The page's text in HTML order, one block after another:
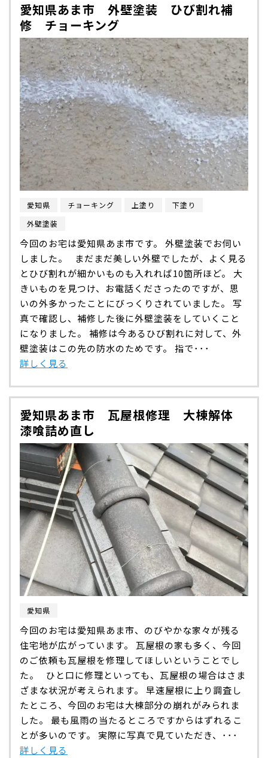
愛知県あま市 外壁塗装 ひび割れ補
修 チョーキング
愛知県 チョーキング 上塗り
下塗り
外壁塗装
今回のお宅は愛知県あま市です。 外壁塗装でお伺い
しました。 まだまだ美しい外壁でしたが、よく見る
とひび割れが細かいものも入れれば10箇所ほど。 大
きいものを見つけ、お電話くださったのですが、思
いの外多かったことにびっくりされていました。 写
真で確認し、補修した後に外壁塗装をしていくこと
になりました。 補修は今あるひび割れに対して、外
壁塗装はこの先の防水のためです。 指で･･･
詳しく見る
愛知県あま市 瓦屋根修理 大棟解体
漆喰詰め直し
愛知県
今回のお宅は愛知県あま市、のびやかな家々が残る
住宅地が広がっています。 瓦屋根の家も多く、今回
のご依頼も瓦屋根を修理してほしいということでし
た。 ひと口に修理といっても、瓦屋根の場合はさま
ざまな状況が考えられます。 早速屋根に上り調査し
たところ、今回のお宅は大棟部分の崩れがみられま
した。 最も風雨の当たるところですからはずれるこ
とが多いのです。 実際に写真で見ていただき、･･･
詳しく見る